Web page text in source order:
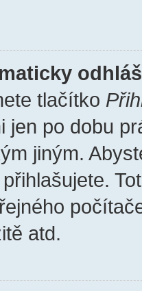
tlačítko
jen po dobu
jiným.
atd.